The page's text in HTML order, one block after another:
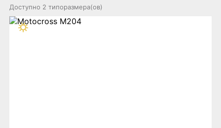
Доступно 2 типоразмера(ов)